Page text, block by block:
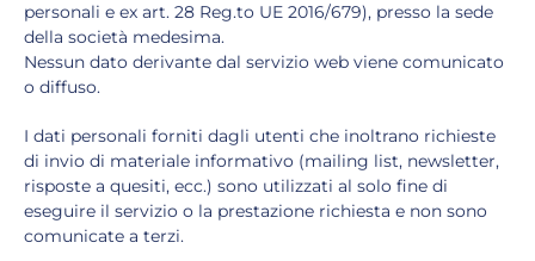
personali e ex art. 28 Reg.to UE 2016/679), presso la sede
della società medesima.
Nessun dato derivante dal servizio web viene comunicato
o diffuso.
I dati personali forniti dagli utenti che inoltrano richieste
di invio di materiale informativo (mailing list, newsletter,
risposte a quesiti, ecc.) sono utilizzati al solo fine di
eseguire il servizio o la prestazione richiesta e non sono
comunicate a terzi.